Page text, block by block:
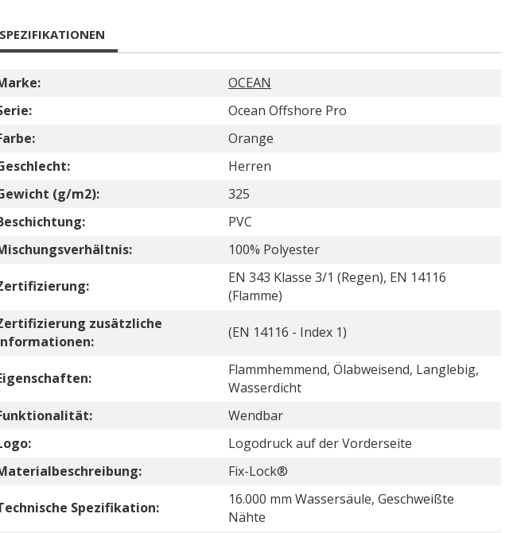
SPEZIFIKATIONEN
OCEAN
Ocean Offshore Pro
Orange
Herren
(g/m2):
325
PVC
100% Polyester
EN 343 Klasse 3/1 (Regen), EN 14116
(Flamme)
zusätzliche
(EN 14116 - Index 1)
Flammhemmend, Ölabweisend, Langlebig,
Wasserdicht
Wendbar
Logodruck auf der Vorderseite
Fix-Lock®
Spezifikation:
16.000 mm Wassersäule, Geschweißte
Nähte